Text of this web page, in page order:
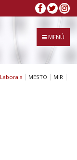
MENÚ
Laborals MESTO
MIR